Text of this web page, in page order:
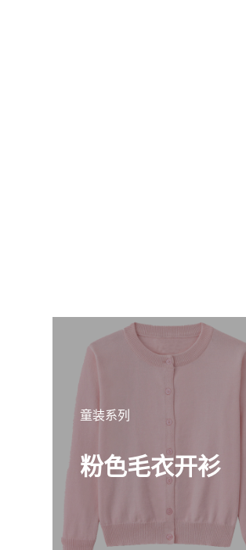
童装系列
粉色毛衣开衫